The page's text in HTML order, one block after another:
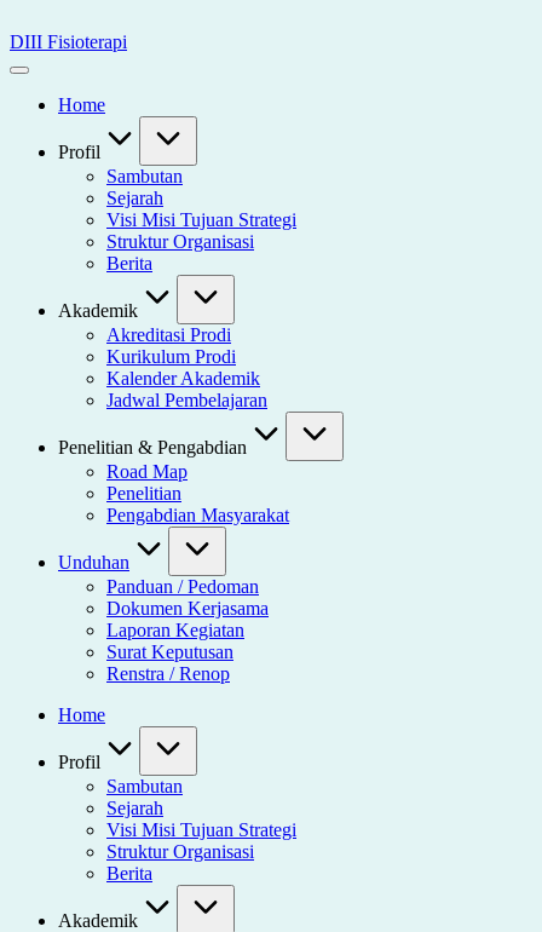
to
content
DIII Fisioterapi
Universitas
HusadaHome
Profil
Sambutan
Sejarah
Visi Misi Tujuan Strategi
Struktur Organisasi
Berita
Akademik
Akreditasi Prodi
Kurikulum Prodi
Kalender Akademik
Jadwal Pembelajaran
Penelitian & Pengabdian
Road Map
Penelitian
Pengabdian Masyarakat
Unduhan
Panduan / Pedoman
Dokumen Kerjasama
Laporan Kegiatan
Surat Keputusan
Renstra / Renop
Home
Profil
Sambutan
Sejarah
Visi Misi Tujuan Strategi
Struktur Organisasi
Berita
Akademik